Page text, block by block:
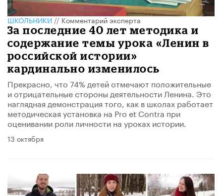
ШКОЛЬНИКИ//Комментарий эксперта
За последние 40 лет методика и
содержание темы урока «Ленин в
российской истории»
кардинально изменилось
Прекрасно, что 74% детей отмечают положительные
и отрицательные стороны деятельности Ленина. Это
наглядная демонстрация того, как в школах работает
методическая установка на Pro et Contra при
оценивании роли личности на уроках истории.
13 октября